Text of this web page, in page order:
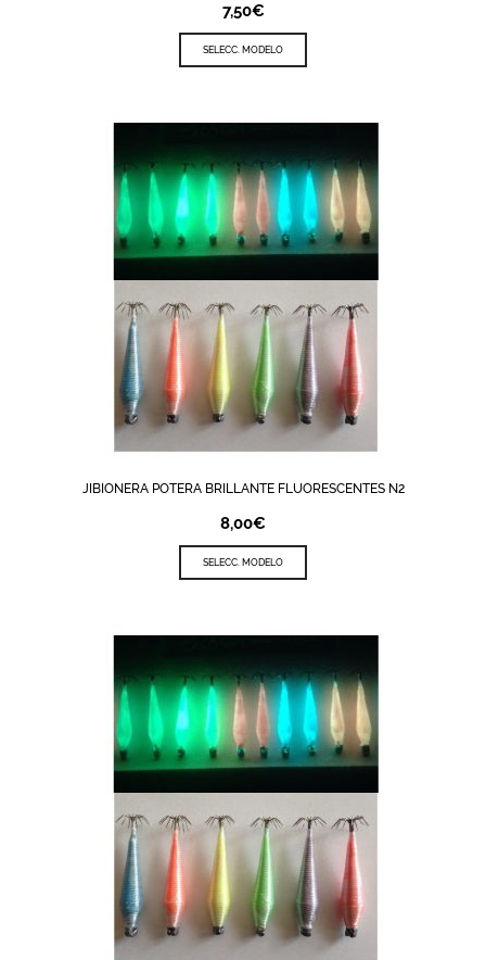
7,50€
SELECC. MODELO
JIBIONERA POTERA BRILLANTE FLUORESCENTES N2
8,00€
SELECC. MODELO